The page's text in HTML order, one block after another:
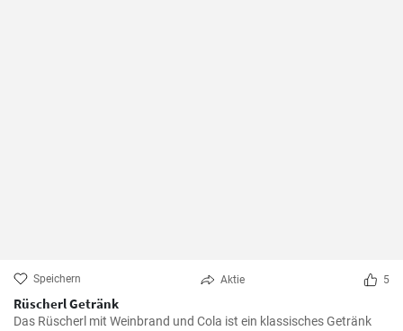
Speichern Aktie 5
Rüscherl Getränk
Das Rüscherl mit Weinbrand und Cola ist ein klassisches Getränk